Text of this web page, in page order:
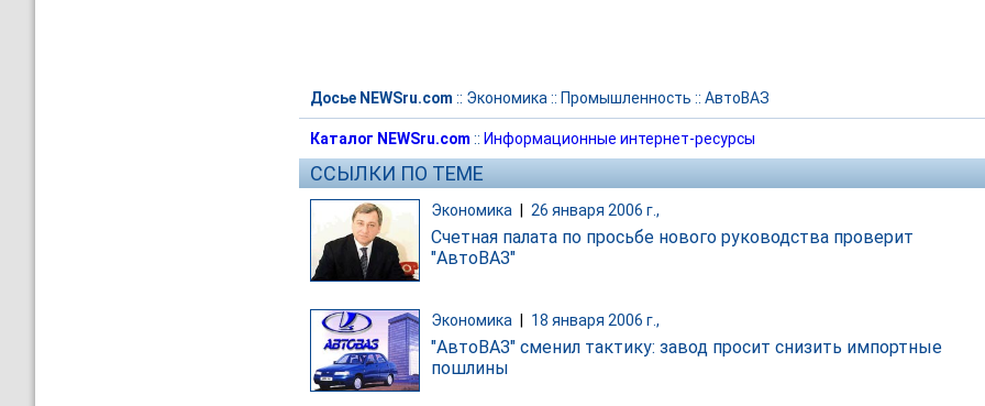
Досье NEWSru.com :: Экономика :: Промышленность :: АвтоВАЗ
Каталог NEWSru.com :: Информационные интернет-ресурсы
ССЫЛКИ ПО ТЕМЕ
Экономика 26 января 2006 г.,
Счетная палата по просьбе нового руководства проверит
"АвтоВАЗ"
Экономика 18 января 2006 г.,
"АвтоВАЗ" сменил тактику: завод просит снизить импортные
пошлины